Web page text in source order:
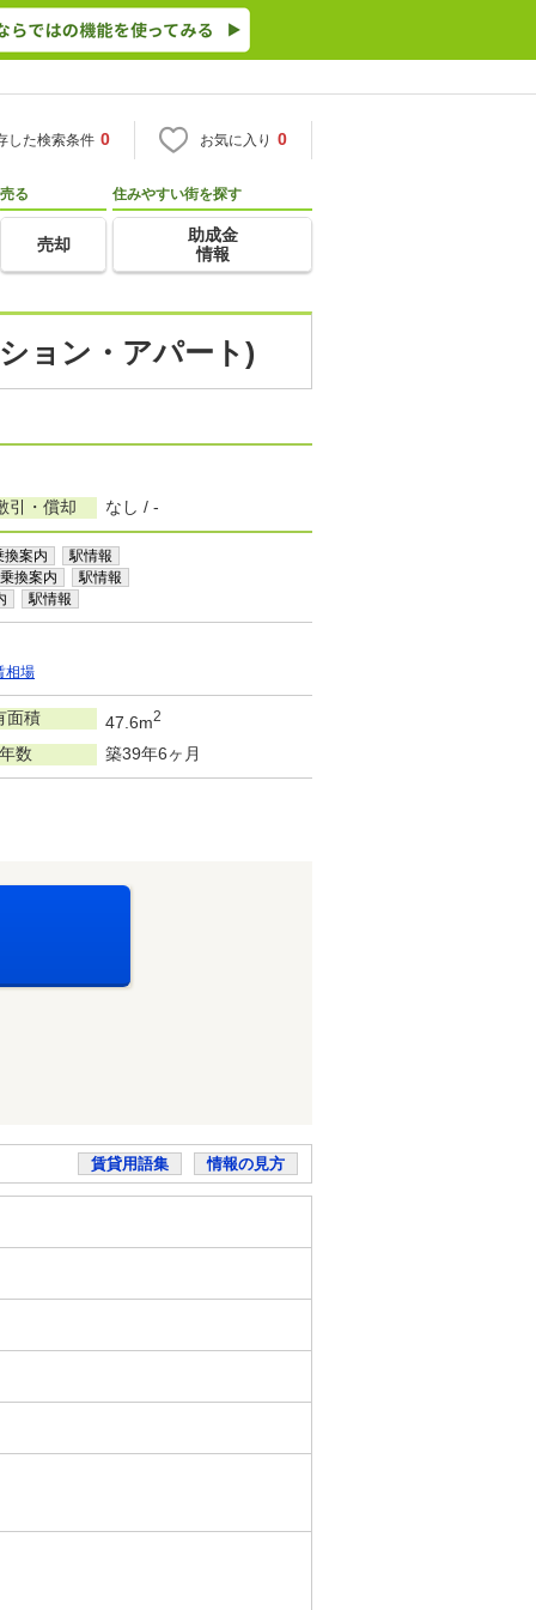
した検索条件 0 お気に入り 0
売る
売却
住みやすい街を探す
助成金
情報
ョン・アパート)
引・償却 なし / -
換案内 駅情報
乗換案内 駅情報
駅情報
相場
面積 47.6m2
数 築39年6ヶ月
賃貸用語集 情報の見方